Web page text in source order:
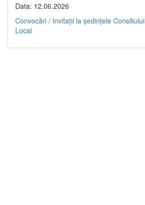
Data: 12.06.2026
Convocări / Invitaţii la şedinţele Consiliului
Local